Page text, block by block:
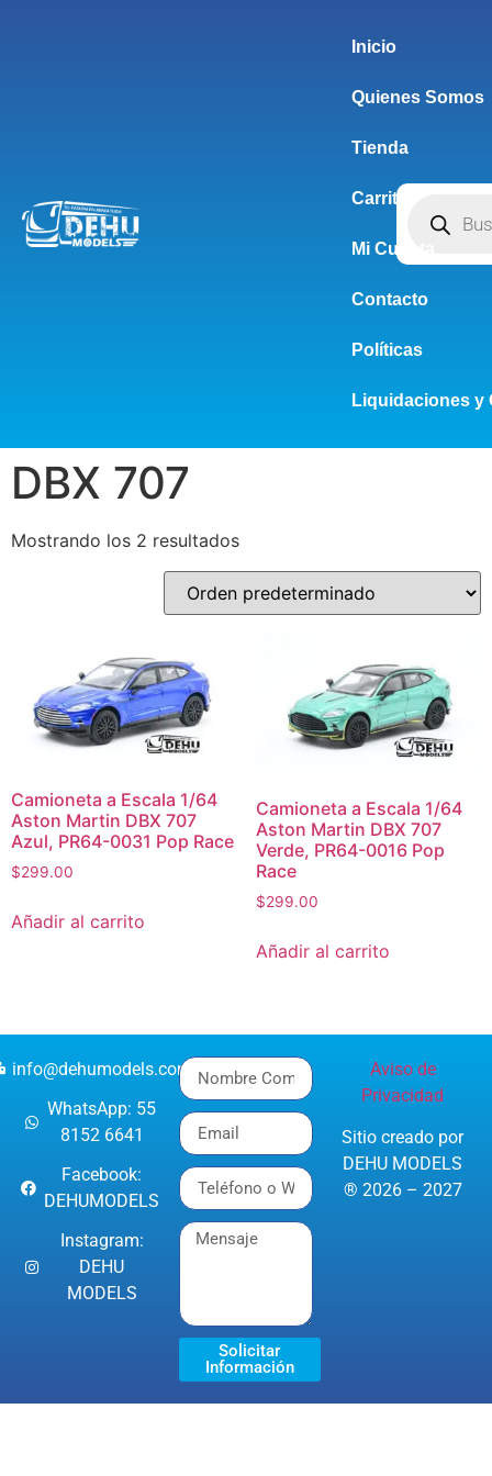
Inicio
Quienes Somos
Tienda
Carrito
Mi Cuenta
Contacto
Políticas
Liquidaciones y
DBX 707
Mostrando los 2 resultados
Camioneta a Escala 1/64
Aston Martin DBX 707
Azul, PR64-0031 Pop Race
$299.00
Añadir al carrito
Camioneta a Escala 1/64
Aston Martin DBX 707
Verde, PR64-0016 Pop
Race
$299.00
Añadir al carrito
info@dehumodels.com
WhatsApp: 55
8152 6641
Facebook:
DEHUMODELS
Instagram:
DEHU
MODELS
Solicitar
Información
Aviso de
Privacidad
Sitio creado por
DEHU MODELS
® 2026 – 2027